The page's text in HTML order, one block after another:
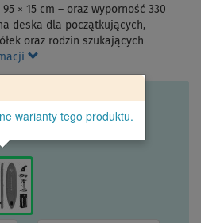
× 15 cm – oraz wyporność 330
deska dla początkujących,
oraz rodzin szukających
warianty tego produktu.